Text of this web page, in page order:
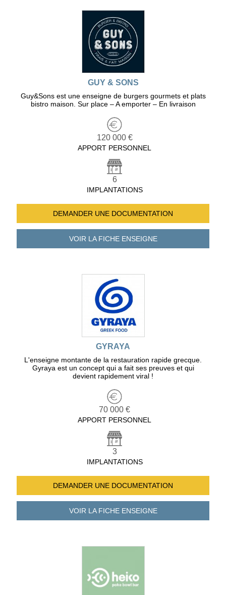
GUY & SONS
Guy&Sons est une enseigne de burgers gourmets et plats
bistro maison. Sur place – A emporter – En livraison
120 000 €
APPORT PERSONNEL
6
IMPLANTATIONS
DEMANDER UNE DOCUMENTATION
VOIR LA FICHEENSEIGNE
GYRAYA
L'enseigne montante de la restauration rapide grecque.
Gyraya est un concept qui a fait ses preuves et qui
devient rapidement viral !
70 000 €
APPORT PERSONNEL
3
IMPLANTATIONS
DEMANDER UNE DOCUMENTATION
VOIR LA FICHEENSEIGNE